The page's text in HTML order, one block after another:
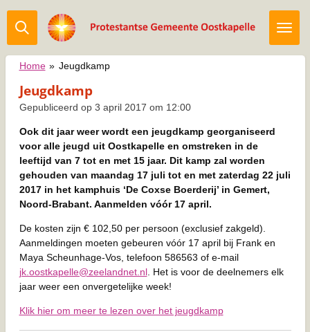
Ga
direct
naar
de
hoofdinhoud
Home » Jeugdkamp
Jeugdkamp
Gepubliceerd op 3 april 2017 om 12:00
Ook dit jaar weer wordt een jeugdkamp georganiseerd
voor alle jeugd uit Oostkapelle en omstreken in de
leeftijd van 7 tot en met 15 jaar. Dit kamp zal worden
gehouden van maandag 17 juli tot en met zaterdag 22 juli
2017 in het kamphuis ‘De Coxse Boerderij’ in Gemert,
Noord-Brabant. Aanmelden vóór 17 april.
De kosten zijn € 102,50 per persoon (exclusief zakgeld).
Aanmeldingen moeten gebeuren vóór 17 april bij Frank en
Maya Scheunhage-Vos, telefoon 586563 of e-mail
jk.oostkapelle@zeelandnet.nl. Het is voor de deelnemers elk
jaar weer een onvergetelijke week!
Klik hier om meer te lezen over het jeugdkamp